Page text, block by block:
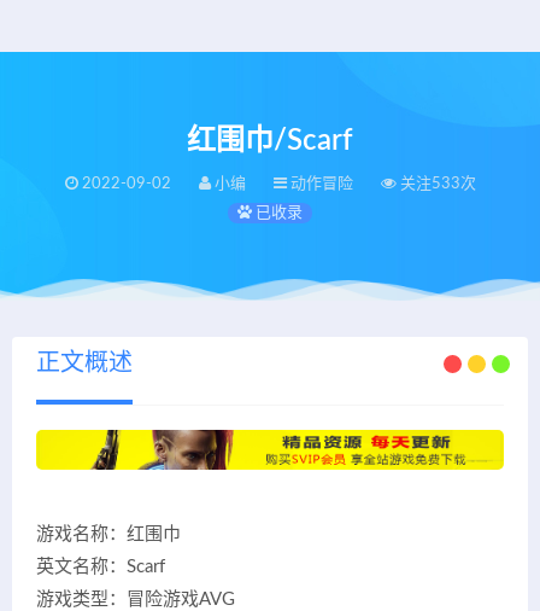
红围巾/Scarf
2022-09-02 小编 动作冒险
关注533次
已收录
正文概述
游戏名称：红围巾
英文名称：Scarf
游戏类型：冒险游戏AVG